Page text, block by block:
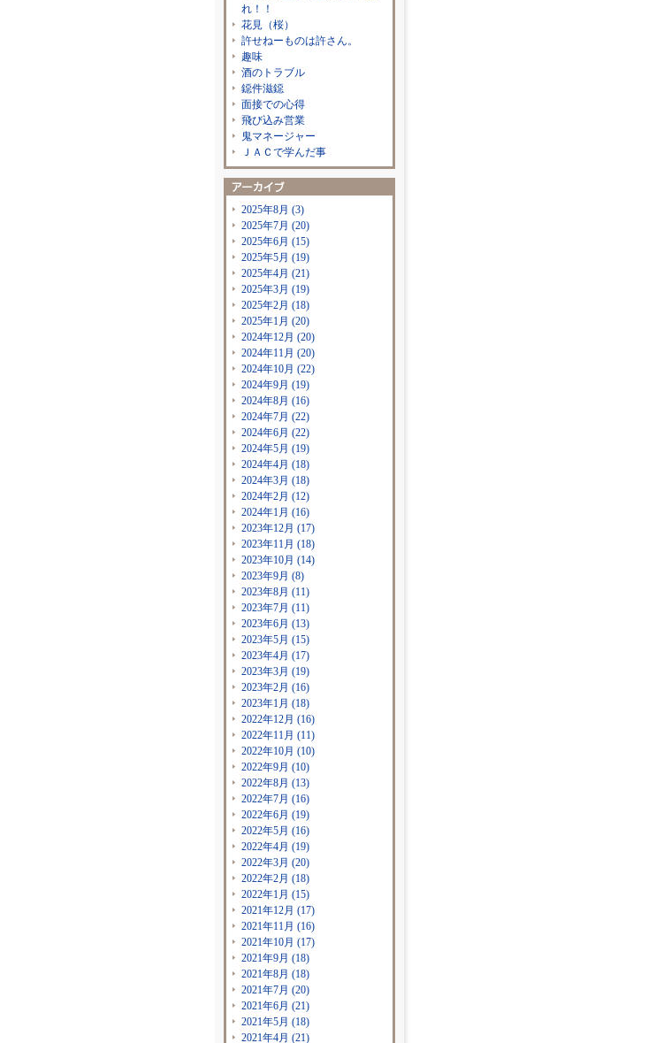
れ！！
花見（桜）
許せねーものは許さん。
趣味
酒のトラブル
鐚件滋鐚
面接での心得
飛び込み営業
鬼マネージャー
ＪＡＣで学んだ事
2025年8月 (3)
2025年7月 (20)
2025年6月 (15)
2025年5月 (19)
2025年4月 (21)
2025年3月 (19)
2025年2月 (18)
2025年1月 (20)
2024年12月 (20)
2024年11月 (20)
2024年10月 (22)
2024年9月 (19)
2024年8月 (16)
2024年7月 (22)
2024年6月 (22)
2024年5月 (19)
2024年4月 (18)
2024年3月 (18)
2024年2月 (12)
2024年1月 (16)
2023年12月 (17)
2023年11月 (18)
2023年10月 (14)
2023年9月 (8)
2023年8月 (11)
2023年7月 (11)
2023年6月 (13)
2023年5月 (15)
2023年4月 (17)
2023年3月 (19)
2023年2月 (16)
2023年1月 (18)
2022年12月 (16)
2022年11月 (11)
2022年10月 (10)
2022年9月 (10)
2022年8月 (13)
2022年7月 (16)
2022年6月 (19)
2022年5月 (16)
2022年4月 (19)
2022年3月 (20)
2022年2月 (18)
2022年1月 (15)
2021年12月 (17)
2021年11月 (16)
2021年10月 (17)
2021年9月 (18)
2021年8月 (18)
2021年7月 (20)
2021年6月 (21)
2021年5月 (18)
2021年4月 (21)